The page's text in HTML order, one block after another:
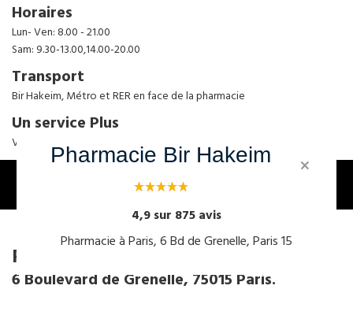
×
Pharmacie Bir Hakeim
4,9 sur 875 avis
Pharmacie à Paris, 6 Bd de Grenelle, Paris 15
Horaires
Lun- Ven: 8.00 - 21.00
Sam: 9.30-13.00,14.00-20.00
Transport
Bir Hakeim, Métro et RER en face de la pharmacie
Un service Plus
Venez vérifier
Parapharmacie Bir Hakeim
6 Boulevard de Grenelle, 75015 Paris.